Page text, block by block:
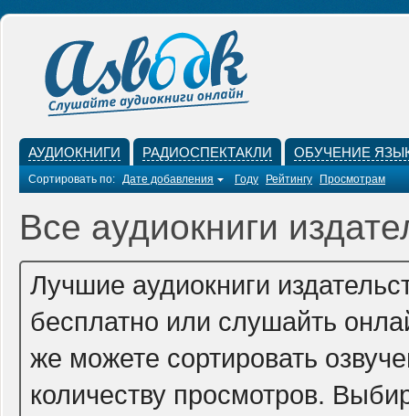
АУДИОКНИГИ РАДИОСПЕКТАКЛИ ОБУЧЕНИЕ
Сортировать по: Дате добавления Году Рейтингу Просмотрам
Все аудиокниги
Лучшие аудиокниги
бесплатно или слушайть
же можете сортировать
количеству просмотров.